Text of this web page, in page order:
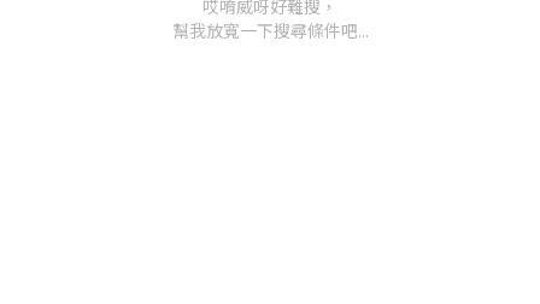
哎唷威呀好難搜，
幫我放寬一下搜尋條件吧...